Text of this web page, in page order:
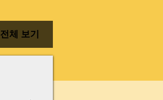
전체 보기